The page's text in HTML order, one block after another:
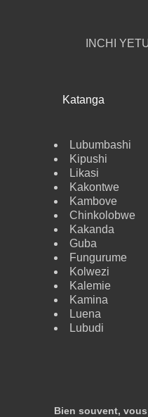
INCHI
Katanga
Lubumbashi
Kipushi
Likasi
Kakontwe
Kambove
Chinkolobwe
Kakanda
Guba
Fungurume
Kolwezi
Kalemie
Kamina
Luena
Lubudi
Bien souvent,